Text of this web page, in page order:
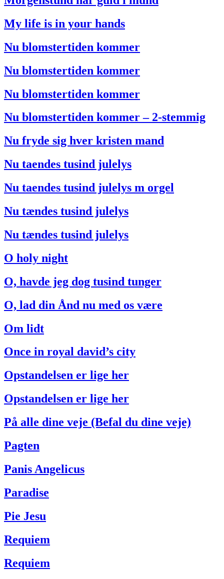
My life is in your hands
Nu blomstertiden kommer
Nu blomstertiden kommer
Nu blomstertiden kommer
Nu blomstertiden kommer – 2-stemmig
Nu fryde sig hver kristen mand
Nu taendes tusind julelys
Nu taendes tusind julelys m orgel
Nu tændes tusind julelys
Nu tændes tusind julelys
O holy night
O, havde jeg dog tusind tunger
O, lad din Ånd nu med os være
Om lidt
Once in royal david’s city
Opstandelsen er lige her
Opstandelsen er lige her
På alle dine veje (Befal du dine veje)
Pagten
Panis Angelicus
Paradise
Pie Jesu
Requiem
Requiem